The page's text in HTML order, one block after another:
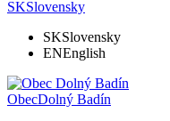
SKSlovensky
SKSlovensky
ENEnglish
ObecDolný Badín